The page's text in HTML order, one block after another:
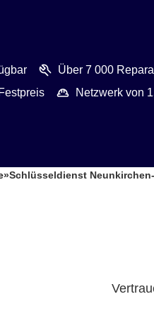
Über 7 000
Netzwerk von
»Schlüsseldienst